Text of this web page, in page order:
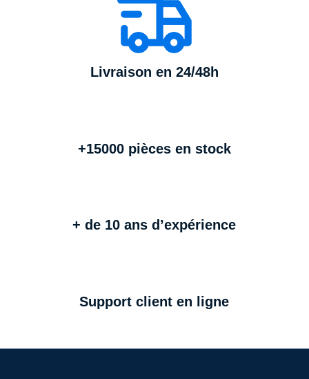
Livraison en 24/48h
+15000 pièces en stock
+ de 10 ans d’expérience
Support client en ligne